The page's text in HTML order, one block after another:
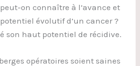
on connaître à l’avance et
évolutif d’un cancer ?
son haut potentiel de récidive.
opératoires soient saines